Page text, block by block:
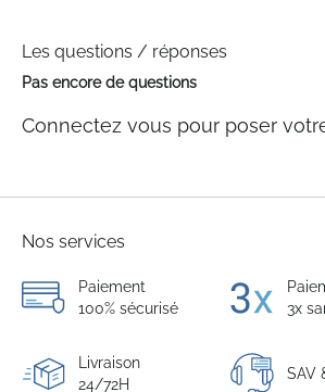
Les questions / réponses
Pas encore de questions
Connectez vous pour poser
Nos services
Paiement
100% sécurisé
3x
Livraison
24/72H
SAV